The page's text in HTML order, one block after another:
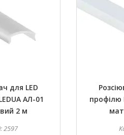
для LED
АЛ-01
2 м
2597
профілю